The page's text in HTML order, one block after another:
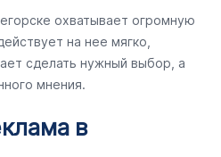
охватывает огромную
на нее мягко,
сделать нужный выбор, а
мнения.
в